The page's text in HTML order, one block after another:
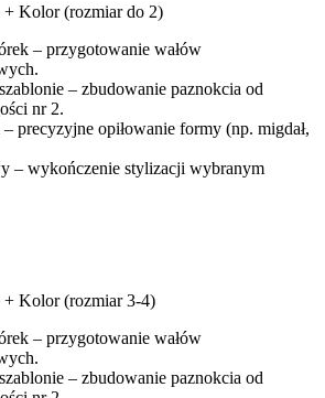
+ Kolor (rozmiar do 2)
– przygotowanie wałów
– zbudowanie paznokcia od
nr 2.
– precyzyjne opiłowanie formy (np. migdał,
– wykończenie stylizacji wybranym
+ Kolor (rozmiar 3-4)
– przygotowanie wałów
– zbudowanie paznokcia od